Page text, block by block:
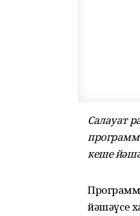
Салауат
кеше
йәшәүсе